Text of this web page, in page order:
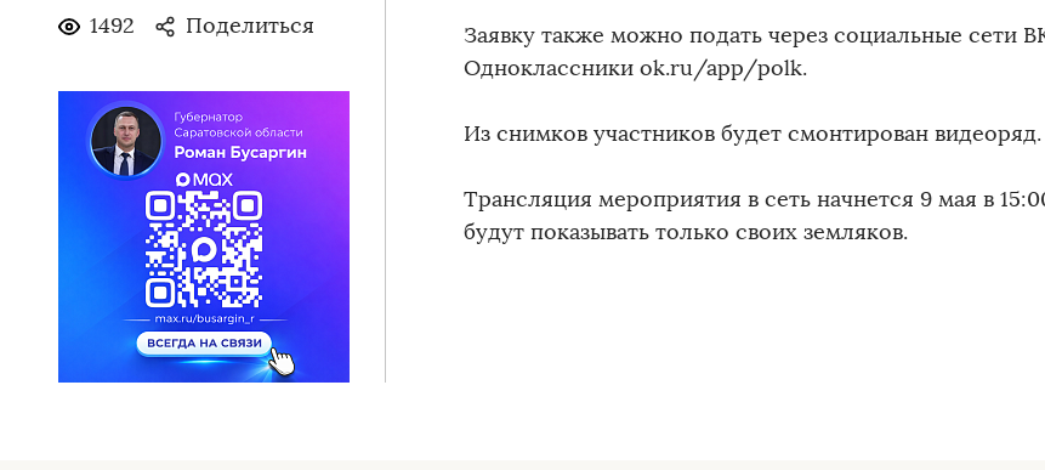
1492 Поделиться
Заявку также можно подать через социальные сети
Одноклассники ok.ru/app/polk.
Из снимков участников будет смонтирован видеоряд.
Трансляция мероприятия в сеть начнется 9 мая в
будут показывать только своих земляков.